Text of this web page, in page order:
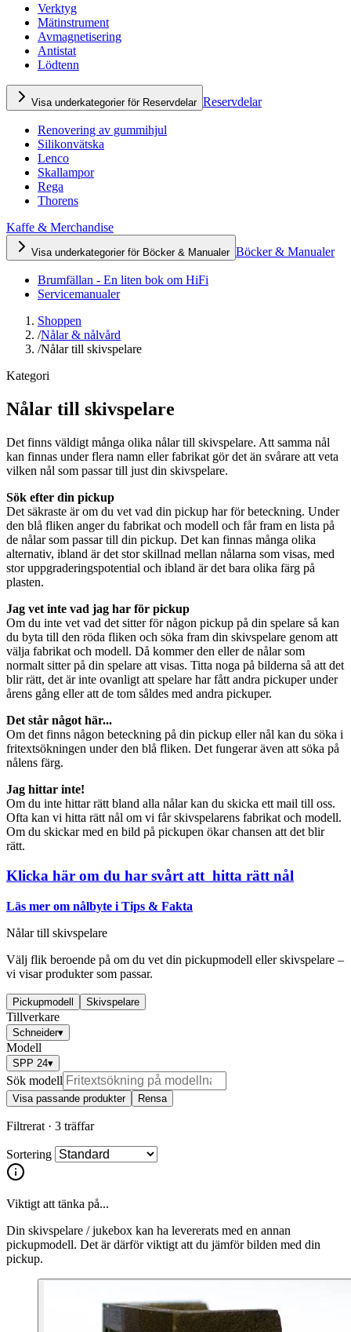
Verktyg
Mätinstrument
Avmagnetisering
Antistat
Lödtenn
Visa underkategorier för Reservdelar Reservdelar
Renovering av gummihjul
Silikonvätska
Lenco
Skallampor
Rega
Thorens
Kaffe & Merchandise
Visa underkategorier för Böcker & Manualer Böcker & Manualer
Brumfällan - En liten bok om HiFi
Servicemanualer
Shoppen
/Nålar & nålvård
/Nålar till skivspelare
Kategori
Nålar till skivspelare
Det finns väldigt många olika nålar till skivspelare. Att samma nål
kan finnas under flera namn eller fabrikat gör det än svårare att veta
vilken nål som passar till just din skivspelare.
Sök efter din pickup
Det säkraste är om du vet vad din pickup har för beteckning. Under
den blå fliken anger du fabrikat och modell och får fram en lista på
de nålar som passar till din pickup. Det kan finnas många olika
alternativ, ibland är det stor skillnad mellan nålarna som visas, med
stor uppgraderingspotential och ibland är det bara olika färg på
plasten.
Jag vet inte vad jag har för pickup
Om du inte vet vad det sitter för någon pickup på din spelare så kan
du byta till den röda fliken och söka fram din skivspelare genom att
välja fabrikat och modell. Då kommer den eller de nålar som
normalt sitter på din spelare att visas. Titta noga på bilderna så att det
blir rätt, det är inte ovanligt att spelare har fått andra pickuper under
årens gång eller att de tom såldes med andra pickuper.
Det står något här...
Om det finns någon beteckning på din pickup eller nål kan du söka i
fritextsökningen under den blå fliken. Det fungerar även att söka på
nålens färg.
Jag hittar inte!
Om du inte hittar rätt bland alla nålar kan du skicka ett mail till oss.
Ofta kan vi hitta rätt nål om vi får skivspelarens fabrikat och modell.
Om du skickar med en bild på pickupen ökar chansen att det blir
rätt.
Klicka här om du har svårt att hitta rätt nål
Läs mer om nålbyte i Tips & Fakta
Nålar till skivspelare
Välj flik beroende på om du vet din pickupmodell eller skivspelare –
vi visar produkter som passar.
Pickupmodell Skivspelare
Tillverkare
Schneider▾
Modell
SPP 24▾
Sök modell
Visa passande produkter Rensa
Filtrerat · 3 träffar
Sortering
Viktigt att tänka på...
Din skivspelare / jukebox kan ha levererats med en annan
pickupmodell. Det är därför viktigt att du jämför bilden med din
pickup.